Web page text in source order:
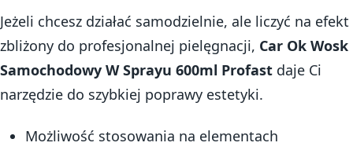
Jeżeli chcesz działać samodzielnie, ale liczyć na efekt
zbliżony do profesjonalnej pielęgnacji, Car Ok Wosk
Samochodowy W Sprayu 600ml Profast daje Ci
narzędzie do szybkiej poprawy estetyki.
Możliwość stosowania na elementach